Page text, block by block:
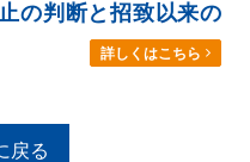
の判断と招致以来の
詳しくはこちら
戻る